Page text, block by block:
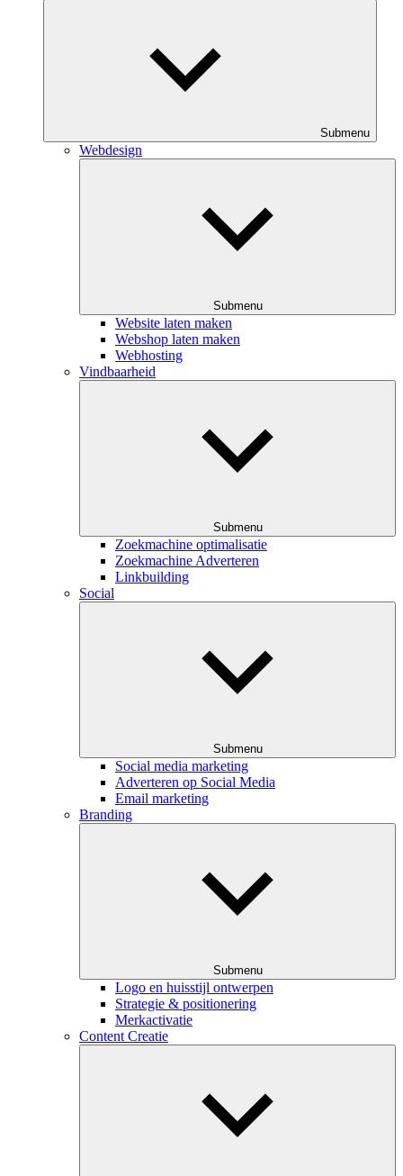
Submenu
Webdesign
Submenu
Website laten maken
Webshop laten maken
Webhosting
Vindbaarheid
Submenu
Zoekmachine optimalisatie
Zoekmachine Adverteren
Linkbuilding
Social
Submenu
Social media marketing
Adverteren op Social Media
Email marketing
Branding
Submenu
Logo en huisstijl ontwerpen
Strategie & positionering
Merkactivatie
Content Creatie